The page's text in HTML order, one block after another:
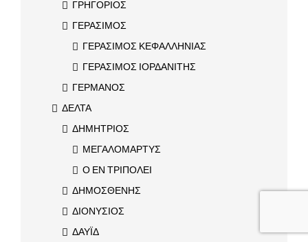
ΓΡΗΓΟΡΙΟΣ
ΓΕΡΑΣΙΜΟΣ
ΓΕΡΑΣΙΜΟΣ ΚΕΦΑΛΛΗΝΙΑΣ
ΓΕΡΑΣΙΜΟΣ ΙΟΡΔΑΝΙΤΗΣ
ΓΕΡΜΑΝΟΣ
ΔΕΛΤΑ
ΔΗΜΗΤΡΙΟΣ
ΜΕΓΑΛΟΜΑΡΤΥΣ
Ο ΕΝ ΤΡΙΠΟΛΕΙ
ΔΗΜΟΣΘΕΝΗΣ
ΔΙΟΝΥΣΙΟΣ
ΔΑΥΪΔ